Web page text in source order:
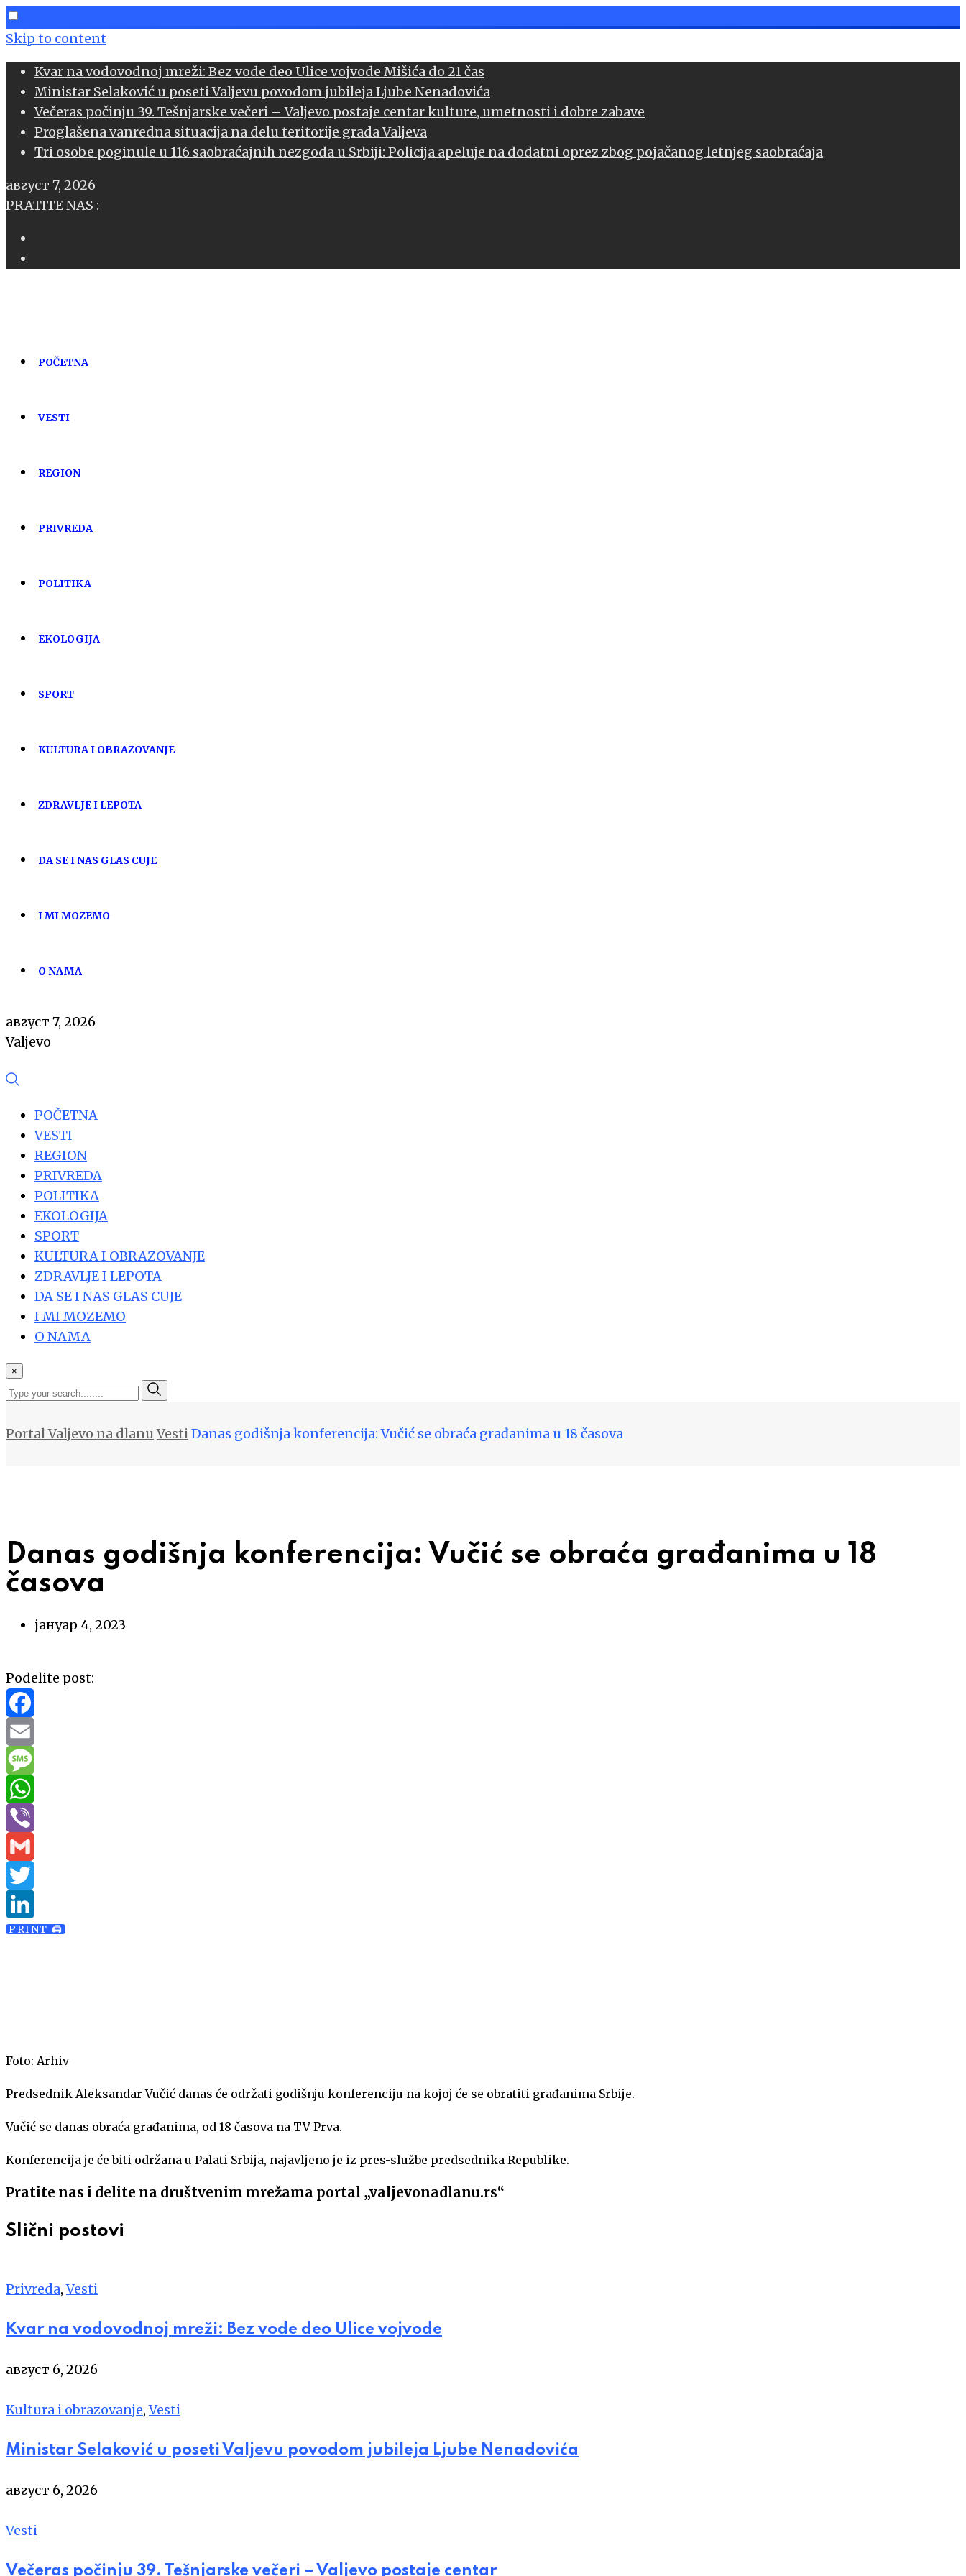
Skip to content
Kvar na vodovodnoj mreži: Bez vode deo Ulice vojvode Mišića do 21 čas
Ministar Selaković u poseti Valjevu povodom jubileja Ljube Nenadovića
Večeras počinju 39. Tešnjarske večeri – Valjevo postaje centar kulture, umetnosti i dobre zabave
Proglašena vanredna situacija na delu teritorije grada Valjeva
Tri osobe poginule u 116 saobraćajnih nezgoda u Srbiji: Policija apeluje na dodatni oprez zbog pojačanog letnjeg saobraćaja
август 7, 2026
PRATITE NAS :
POČETNA
VESTI
REGION
PRIVREDA
POLITIKA
EKOLOGIJA
SPORT
KULTURA I OBRAZOVANJE
ZDRAVLJE I LEPOTA
DA SE I NAS GLAS CUJE
I MI MOZEMO
O NAMA
август 7, 2026
Valjevo
POČETNA
VESTI
REGION
PRIVREDA
POLITIKA
EKOLOGIJA
SPORT
KULTURA I OBRAZOVANJE
ZDRAVLJE I LEPOTA
DA SE I NAS GLAS CUJE
I MI MOZEMO
O NAMA
×
Portal Valjevo na dlanu VestiDanas godišnja konferencija: Vučić se obraća građanima u 18 časova
Danas godišnja konferencija: Vučić se obraća građanima u 18
časova
јануар 4, 2023
Podelite post:
Facebook
Email
Message
WhatsApp
Viber
Gmail
Twitter
LinkedIn
PRINT 🖨
Foto: Arhiv
Predsednik Aleksandar Vučić danas će održati godišnju konferenciju na kojoj će se obratiti građanima Srbije.
Vučić se danas obraća građanima, od 18 časova na TV Prva.
Konferencija je će biti održana u Palati Srbija, najavljeno je iz pres-službe predsednika Republike.
Pratite nas i delite na društvenim mrežama portal „valjevonadlanu.rs“
Slični postovi
Privreda,Vesti
Kvar na vodovodnoj mreži: Bez vode deo Ulice vojvode
август 6, 2026
Kultura i obrazovanje,Vesti
Ministar Selaković u poseti Valjevu povodom jubileja Ljube Nenadovića
август 6, 2026
Vesti
Večeras počinju 39. Tešnjarske večeri – Valjevo postaje centar